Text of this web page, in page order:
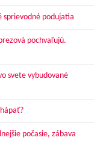
sprievodné podujatia
pochvaľujú.
svete vybudované
počasie, zábava